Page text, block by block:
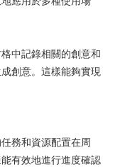
中記錄相關的創意和
創意。這樣能夠實現
務和資源配置在周
有效地進行進度確認